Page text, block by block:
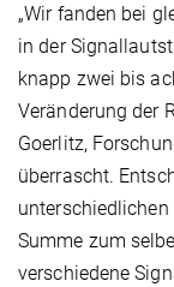
„Wir fanden bei
in der
knapp zwei bis
Veränderung der
Goerlitz,
überrascht.
Summe zum
verschiedene